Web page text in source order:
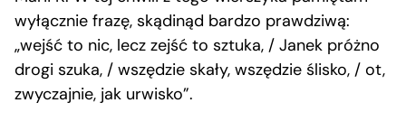
wyłącznie frazę, skądinąd bardzo prawdziwą:
„wejść to nic, lecz zejść to sztuka, / Janek próżno
drogi szuka, / wszędzie skały, wszędzie ślisko, / ot,
zwyczajnie, jak urwisko”.